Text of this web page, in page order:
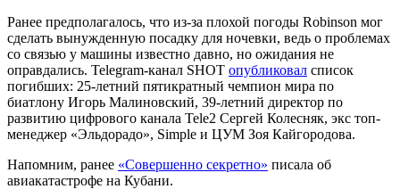
Ранее предполагалось, что из-за плохой погоды Robinson мог
сделать вынужденную посадку для ночевки, ведь о проблемах
со связью у машины известно давно, но ожидания не
оправдались. Telegram-канал SHOT опубликовал список
погибших: 25-летний пятикратный чемпион мира по
биатлону Игорь Малиновский, 39-летний директор по
развитию цифрового канала Tele2 Сергей Колесняк, экс топ-
менеджер «Эльдорадо», Simple и ЦУМ Зоя Кайгородова.
Напомним, ранее «Совершенно секретно» писала об
авиакатастрофе на Кубани.